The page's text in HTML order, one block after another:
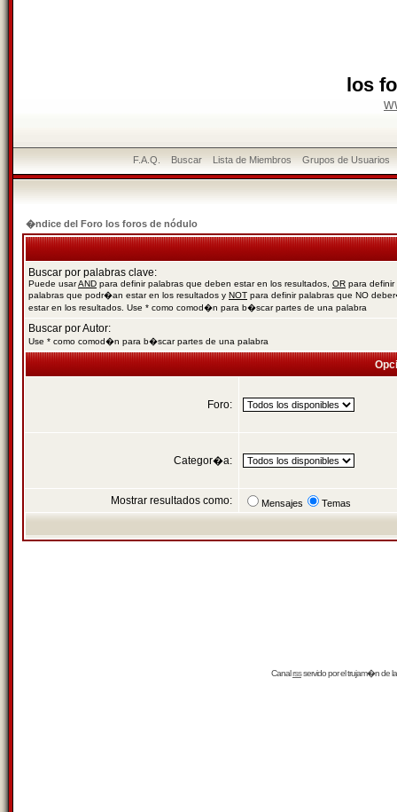
los
F.A.Q. Buscar Lista de Miembros Grupos de Usuarios
�ndice del Foro los foros de nódulo
Buscar por palabras clave:
Puede usarAND para definir palabras que deben estar en los resultados, OR para definir
palabras que podr�an estar en los resultados y NOT para definir palabras que NO
estar en los resultados. Use * como comod�n para b�scar partes de una palabra
Buscar por Autor:
Use * como comod�n para b�scar partes de una palabra
Foro:
Categor�a:
Mostrar resultados como: Mensajes Temas
Canalrssservido por eltrujam�nde